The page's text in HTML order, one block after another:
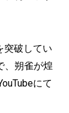
突破してい
、朔雀が煌
にて